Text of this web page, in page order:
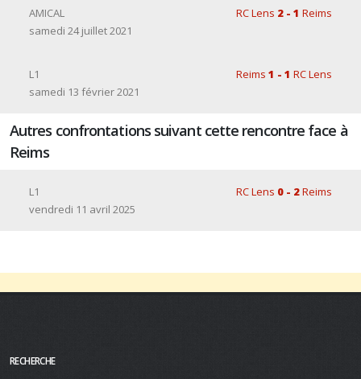
AMICAL RC Lens 2 - 1 Reims
samedi 24 juillet 2021
L1 Reims 1 - 1 RC Lens
samedi 13 février 2021
Autres confrontations suivant cette rencontre face à
Reims
L1 RC Lens 0 - 2Reims
vendredi 11 avril 2025
RECHERCHE